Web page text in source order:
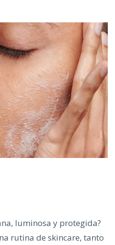
luminosa y protegida?
rutina de skincare, tanto